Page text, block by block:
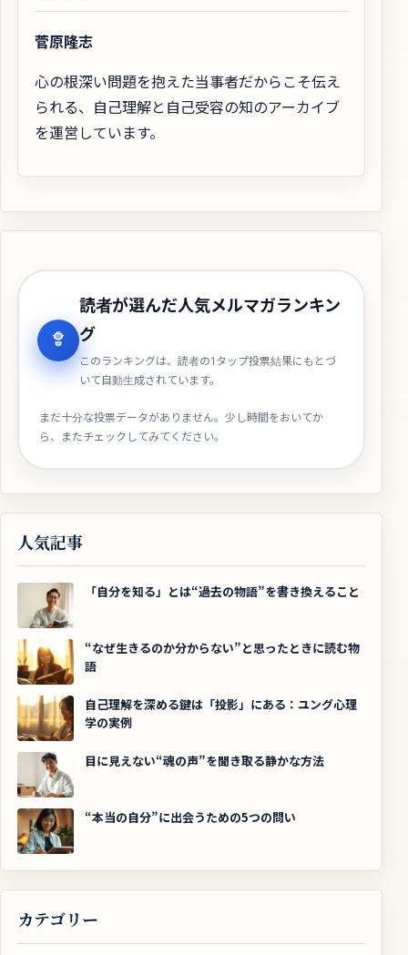
菅原隆志
心の根深い問題を抱えた当事者だからこそ伝え
られる、自己理解と自己受容の知のアーカイブ
を運営しています。
読者が選んだ人気メルマガランキン
グ
このランキングは、読者の1タップ投票結果にもとづ
いて自動生成されています。
まだ十分な投票データがありません。少し時間をおいてか
ら、またチェックしてみてください。
人気記事
「自分を知る」とは“過去の物語”を書き換えること
“なぜ生きるのか分からない”と思ったときに読む物
語
自己理解を深める鍵は「投影」にある：ユング心理
学の実例
目に見えない“魂の声”を聞き取る静かな方法
“本当の自分”に出会うための5つの問い
カテゴリー